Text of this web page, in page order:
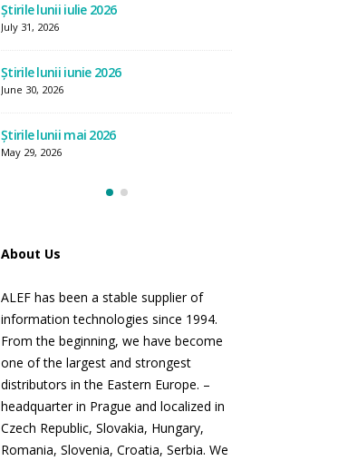
Știrile lunii aprilie 2026
April 30, 2026
Știrile lunii martie 2026
March 31, 2026
Microsoft 365 E7 – productivitate,
securitate și flexibilitate, fără a
ALEF has been a stable supplier of
information technologies since 1994.
From the beginning, we have become
one of the largest and strongest
distributors in the Eastern Europe. –
headquarter in Prague and localized in